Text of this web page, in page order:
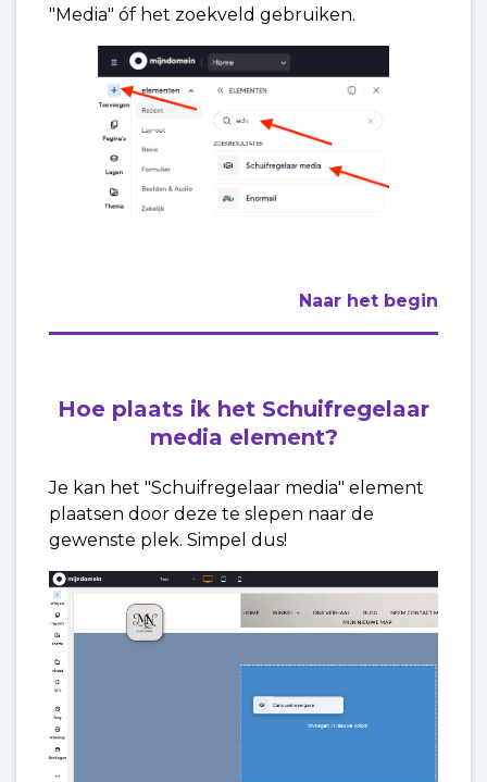
"Media" óf het zoekveld gebruiken.
Naar het begin
Hoe plaats ik het Schuifregelaar
media element?
Je kan het "Schuifregelaar media" element
plaatsen door deze te slepen naar de
gewenste plek. Simpel dus!